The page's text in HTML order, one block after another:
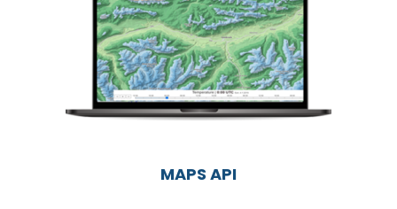
MAPS API